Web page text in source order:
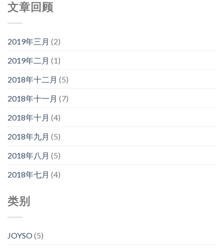
文章回顾
2019年三月 (2)
2019年二月 (1)
2018年十二月 (5)
2018年十一月 (7)
2018年十月 (4)
2018年九月 (5)
2018年八月 (5)
2018年七月 (4)
类别
JOYSO(5)